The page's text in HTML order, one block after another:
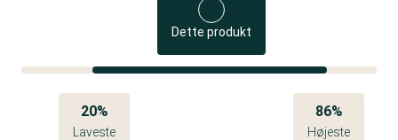
Dette produkt
20%
Laveste
86%
Højeste